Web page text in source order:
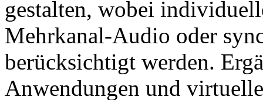
gestalten, wobei
Mehrkanal-Audio oder
berücksichtigt werden.
Anwendungen und